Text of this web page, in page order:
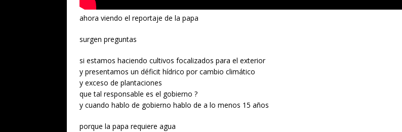
ahora viendo el reportaje de la papa
surgen preguntas
si estamos haciendo cultivos focalizados para el exterior
y presentamos un déficit hídrico por cambio climático
y exceso de plantaciones
que tal responsable es el gobierno ?
y cuando hablo de gobierno hablo de a lo menos 15 años
porque la papa requiere agua